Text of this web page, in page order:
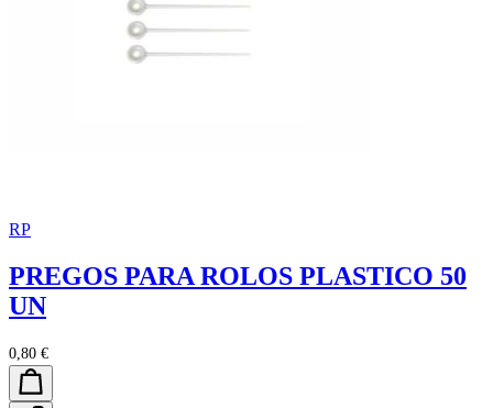
RP
PREGOS PARA ROLOS PLASTICO 50
UN
0,80 €